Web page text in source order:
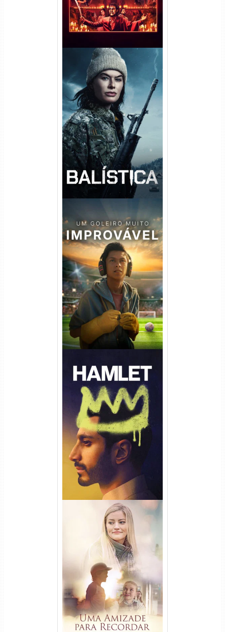
Balística Torrent (2025) WEB-
DL 1080p Dual Áudio
Um Goleiro Muito Improvável
Torrent (2026) WEB-DL 1080p
Dual Áudio
Hamlet Torrent (2026) WEB-
DL 1080p Dual Áudio
Uma Amizade para Recordar
Torrent (2025) WEB-DL 1080p
Dual Áudio